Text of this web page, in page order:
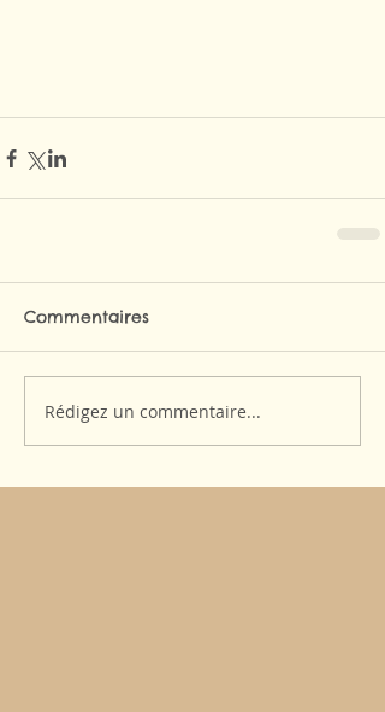
Commentaires
Rédigez un commentaire...